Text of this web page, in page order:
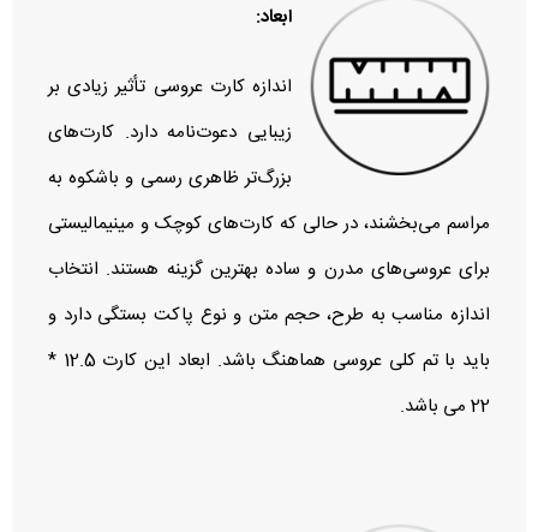
ابعاد:
اندازه کارت عروسی تأثیر زیادی بر
زیبایی دعوت‌نامه دارد. کارت‌های
بزرگ‌تر ظاهری رسمی و باشکوه به
مراسم می‌بخشند، در حالی که کارت‌های کوچک و مینیمالیستی
برای عروسی‌های مدرن و ساده بهترین گزینه هستند. انتخاب
اندازه مناسب به طرح، حجم متن و نوع پاکت بستگی دارد و
باید با تم کلی عروسی هماهنگ باشد. ابعاد این کارت 12.5 *
22 می باشد.